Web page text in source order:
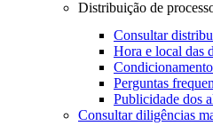
Distribuição de
Consultar
Hora e local das
Perguntas
Publicidade dos
Consultar diligências